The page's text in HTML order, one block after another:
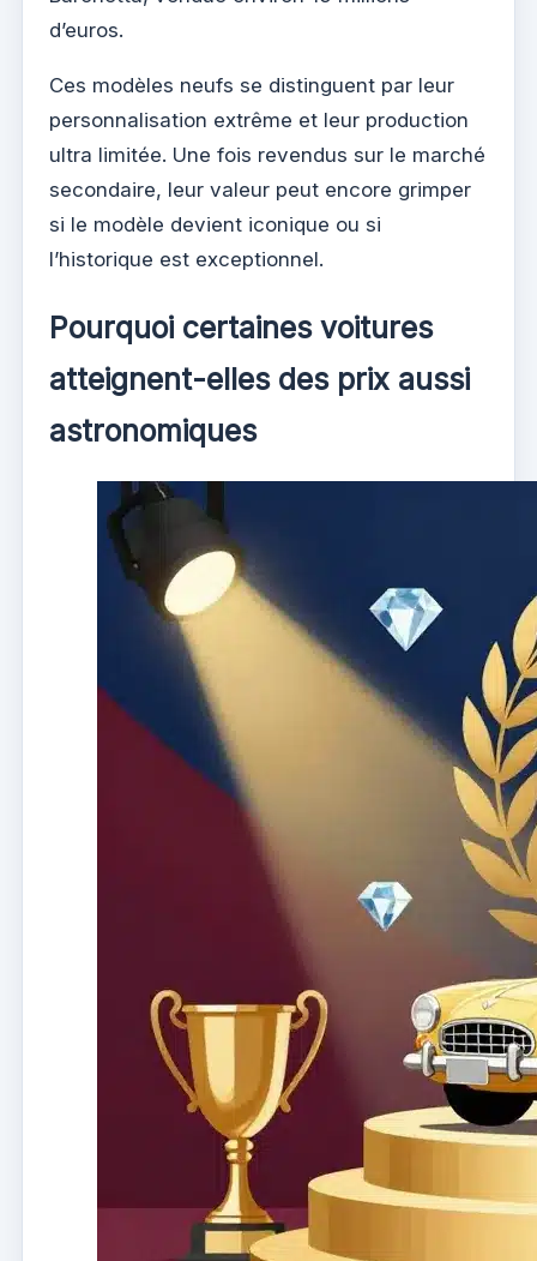
d’euros.
Ces modèles neufs se distinguent par leur
personnalisation extrême et leur production
ultra limitée. Une fois revendus sur le marché
secondaire, leur valeur peut encore grimper
si le modèle devient iconique ou si
l’historique est exceptionnel.
Pourquoi certaines voitures
atteignent-elles des prix aussi
astronomiques